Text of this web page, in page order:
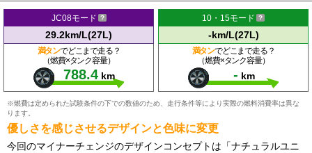
JC08モード
29.2km/L(27L)
満タンでどこまで走る？
（燃費×タンク容量）
788.4 km
10・15モード
-km/L(27L)
満タンでどこまで走る？
（燃費×タンク容量）
- km
※燃費は定められた試験条件の下での数値のため、走行条件等により実際の燃料消費率は異な
ります。
優しさを感じさせるデザインと色味に変更
今回のマイナーチェンジのデザインコンセプトは「ナチュラルユニ